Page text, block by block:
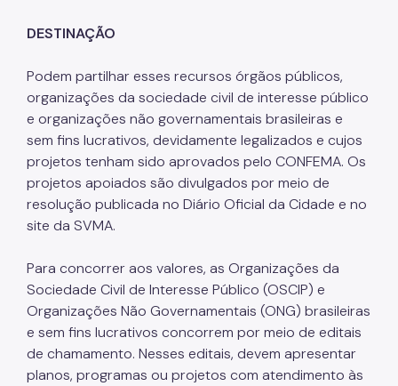
Licenciamento Ambiental
Licenciamento Ambiental Industrial
Licenciamento Ambiental Não-Industrial
Heliponto
Áreas Contaminadas
Produtos Perigosos
TCA - Termo de Compromisso Ambiental
Motogeradores
DESTINAÇÃO
Podem partilhar esses recursos órgãos públicos,
organizações da sociedade civil de interesse público
e organizações não governamentais brasileiras e
sem fins lucrativos, devidamente legalizados e cujos
projetos tenham sido aprovados pelo CONFEMA. Os
projetos apoiados são divulgados por meio de
resolução publicada no Diário Oficial da Cidade e no
site da SVMA.
Para concorrer aos valores, as Organizações da
Sociedade Civil de Interesse Público (OSCIP) e
Organizações Não Governamentais (ONG) brasileiras
e sem fins lucrativos concorrem por meio de editais
de chamamento. Nesses editais, devem apresentar
planos, programas ou projetos com atendimento às